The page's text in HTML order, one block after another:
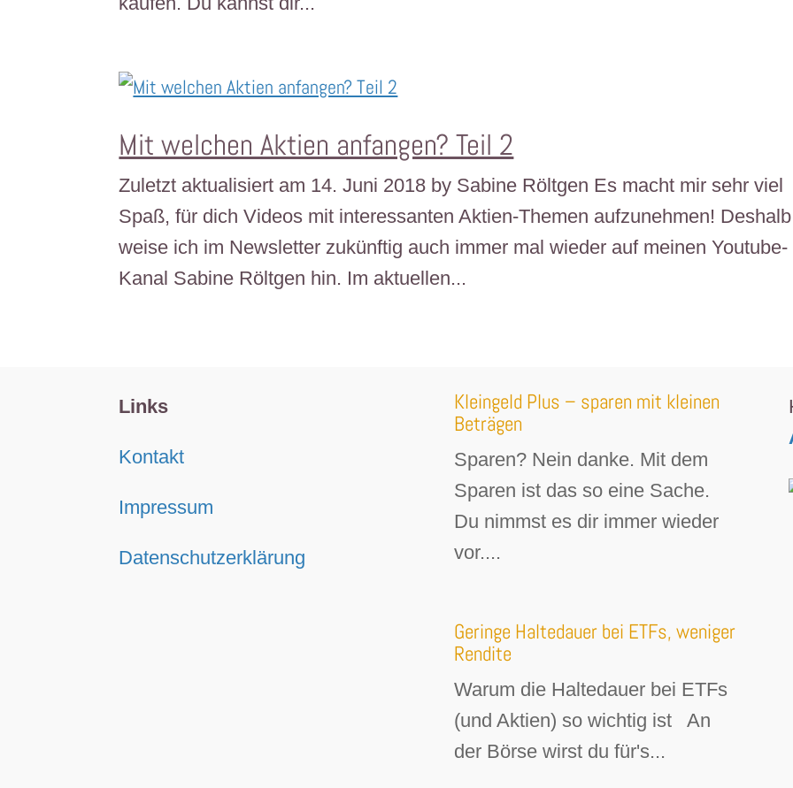
Mit welchen Aktien anfangen? Teil 2
Zuletzt aktualisiert am 14. Juni 2018 by Sabine Röltgen Es macht mir sehr viel
Spaß, für dich Videos mit interessanten Aktien-Themen aufzunehmen! Deshalb
weise ich im Newsletter zukünftig auch immer mal wieder auf meinen Youtube-
Kanal Sabine Röltgen hin. Im aktuellen...
Links
Kontakt
Impressum
Datenschutzerklärung
Kleingeld Plus – sparen mit kleinen
Beträgen
Sparen? Nein danke. Mit dem
Sparen ist das so eine Sache.
Du nimmst es dir immer wieder
vor....
Geringe Haltedauer bei ETFs, weniger
Rendite
Warum die Haltedauer bei ETFs
(und Aktien) so wichtig ist An
der Börse wirst du für's...